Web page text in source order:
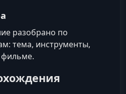
разобрано по
тема, инструменты,
фильме.